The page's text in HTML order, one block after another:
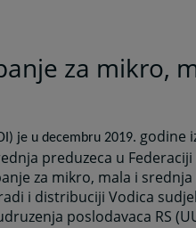
za mikro,
je u decembru 2019. godine
preduzeca u Federaciji
za mikro, mala i
i distribuciji Vodica
poslodavaca RS